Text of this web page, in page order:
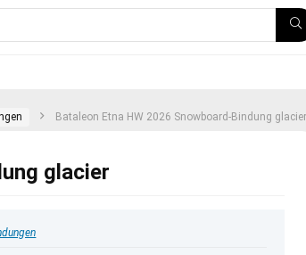
Bataleon Etna HW 2026 Snowboard-Bindung glacier
glacier